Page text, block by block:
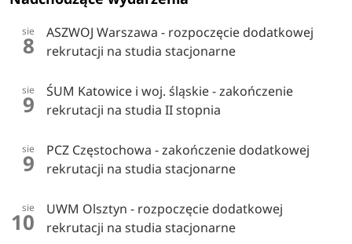
sie
8
ASZWOJ Warszawa - rozpoczęcie dodatkowej
rekrutacji na studia stacjonarne
sie
9
ŚUM Katowice i woj. śląskie - zakończenie
rekrutacji na studia II stopnia
sie
9
PCZ Częstochowa - zakończenie dodatkowej
rekrutacji na studia stacjonarne
sie
10
UWM Olsztyn - rozpoczęcie dodatkowej
rekrutacji na studia stacjonarne